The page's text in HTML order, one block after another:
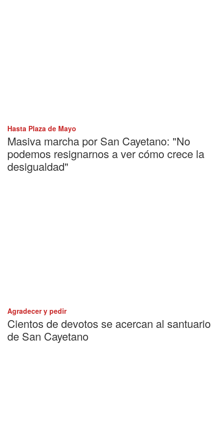
Hasta Plaza de Mayo
Masiva marcha por San Cayetano: "No
podemos resignarnos a ver cómo crece la
desigualdad"
Agradecer y pedir
Cientos de devotos se acercan al santuario
de San Cayetano